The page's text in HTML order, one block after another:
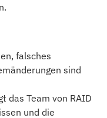
falsches
sind
das Team von RAID
und die